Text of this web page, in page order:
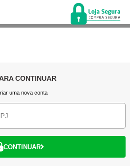
CONTINUAR
uma nova conta
CONTINUAR